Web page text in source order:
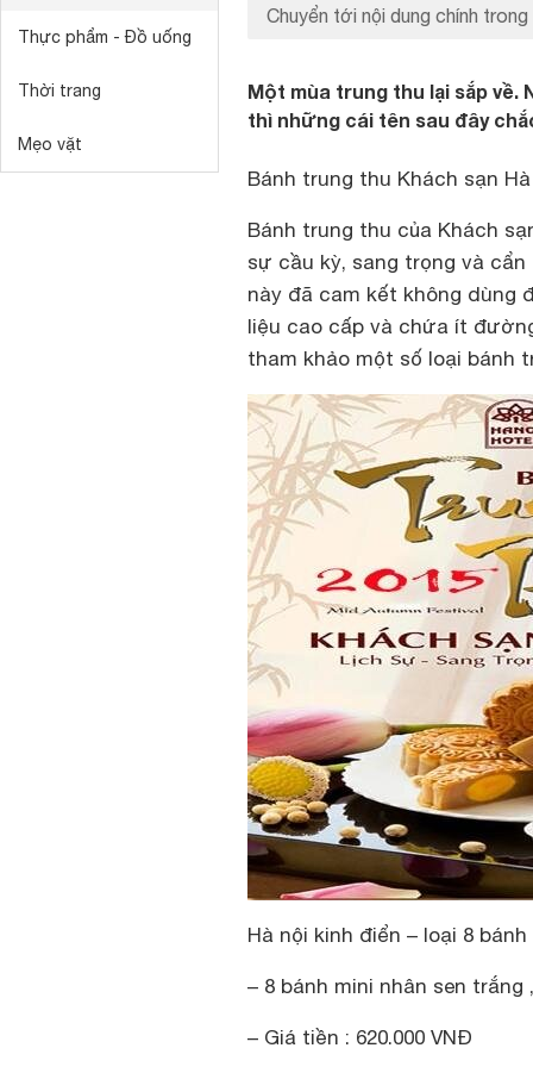
Thực phẩm - Đồ uống
Thời trang
Mẹo vặt
Chuyển tới nội dung chính trong
Một mùa trung thu lại sắp về.
thì những cái tên sau đây
Bánh trung thu Khách sạn
Bánh trung thu của Khách
sự cầu kỳ, sang trọng và
này đã cam kết không dùng
liệu cao cấp và chứa ít
tham khảo một số loại bánh
Hà nội kinh điển – loại 8 bánh
– 8 bánh mini nhân sen
– Giá tiền : 620.000 VNĐ